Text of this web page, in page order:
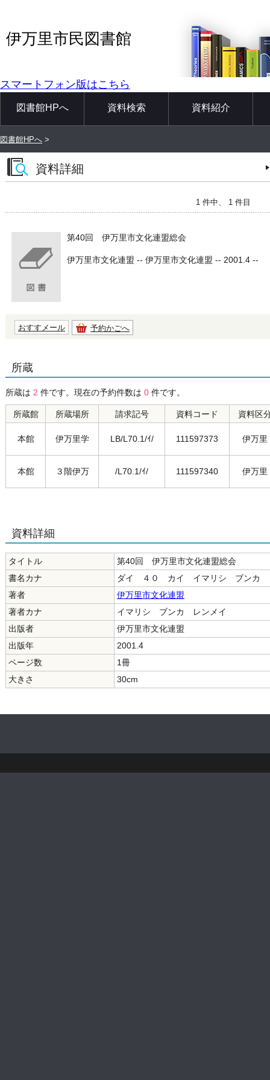
伊万里市民図書館
スマートフォン版はこちら
図書館HPへ 資料検索 資料紹介
図書館HPへ >
資料詳細
1 件中、 1 件目
第40回 伊万里市文化連盟総会
伊万里市文化連盟 -- 伊万里市文化連盟 -- 2001.4 --
おすすメール 予約かごへ
所蔵
所蔵は 2 件です。現在の予約件数は 0 件です。
所蔵館 所蔵場所 請求記号 資料コード 資料区
本館 伊万里学 LB/L70.1/ｲ/ 111597373 伊万里
本館 ３階伊万 /L70.1/ｲ/ 111597340 伊万里
資料詳細
タイトル
第40回 伊万里市文化連盟総会
書名カナ
ダイ ４０ カイ イマリシ ブンカ
著者
伊万里市文化連盟
著者カナ
イマリシ ブンカ レンメイ
出版者
伊万里市文化連盟
出版年
2001.4
ページ数
1冊
大きさ
30cm